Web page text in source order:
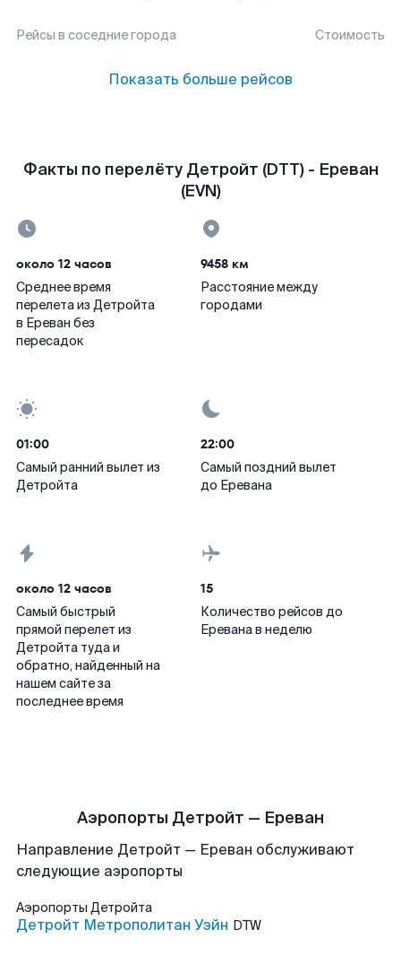
Рейсы в соседние города Стоимость
Показать больше рейсов
Факты по перелёту Детройт (DTT) - Ереван
(EVN)
около 12 часов
Среднее время
перелета из Детройта
в Ереван без
пересадок
9458 км
Расстояние между
городами
01:00
Самый ранний вылет из
Детройта
22:00
Самый поздний вылет
до Еревана
около 12 часов
Самый быстрый
прямой перелет из
Детройта туда и
обратно, найденный на
нашем сайте за
последнее время
15
Количество рейсов до
Еревана в неделю
Аэропорты Детройт — Ереван
Направление Детройт — Ереван обслуживают
следующие аэропорты
Аэропорты Детройта
Детройт Метрополитан Уэйн DTW